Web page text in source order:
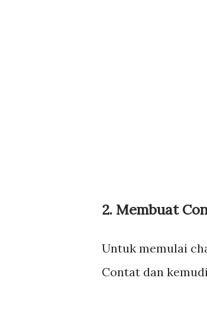
2. Membuat
Untuk memulai
Contat dan